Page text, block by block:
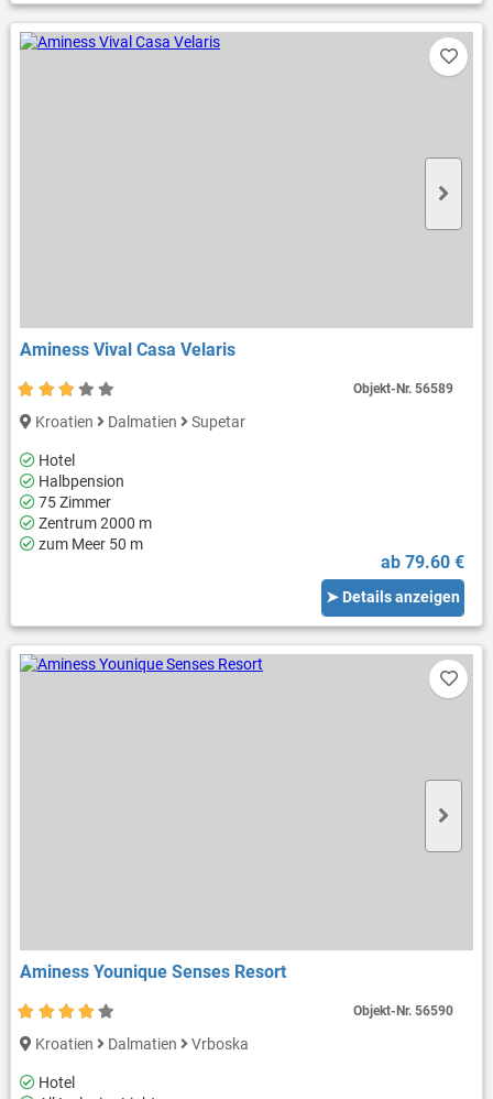
Aminess Vival Casa Velaris
Kroatien Dalmatien Supetar
Hotel
Halbpension
75 Zimmer
Zentrum 2000 m
zum Meer 50 m
ab 79.60 €
➤ Details anzeigen
Objekt-Nr.56589
Aminess Younique Senses Resort
Kroatien Dalmatien Vrboska
Hotel
Objekt-Nr.56590